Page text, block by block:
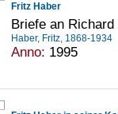
Fritz Haber
Briefe an
Haber, Fritz, 1868-1934
Anno: 1995